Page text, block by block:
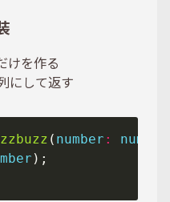
けを作る
にして返す
( number : number